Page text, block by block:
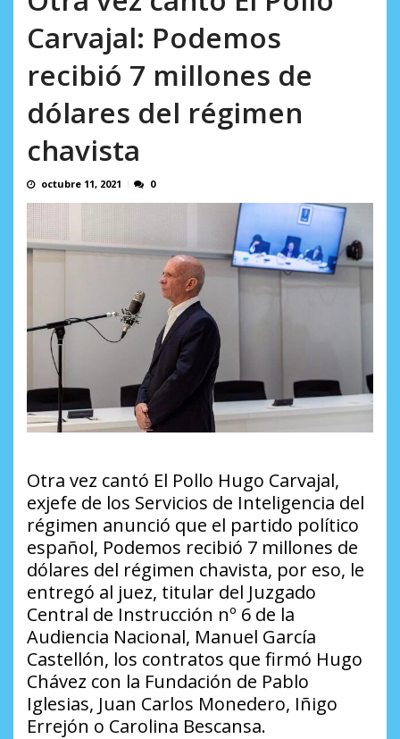
Carvajal: Podemos
recibió 7 millones de
dólares del régimen
chavista
octubre 11, 2021 0
Otra vez cantó El Pollo Hugo Carvajal,
exjefe de los Servicios de Inteligencia del
régimen anunció que el partido político
español, Podemos recibió 7 millones de
dólares del régimen chavista, por eso, le
entregó al juez, titular del Juzgado
Central de Instrucción nº 6 de la
Audiencia Nacional, Manuel García
Castellón, los contratos que firmó Hugo
Chávez con la Fundación de Pablo
Iglesias, Juan Carlos Monedero, Iñigo
Errejón o Carolina Bescansa.